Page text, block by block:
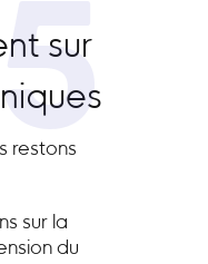
sur
restons
sur la
du